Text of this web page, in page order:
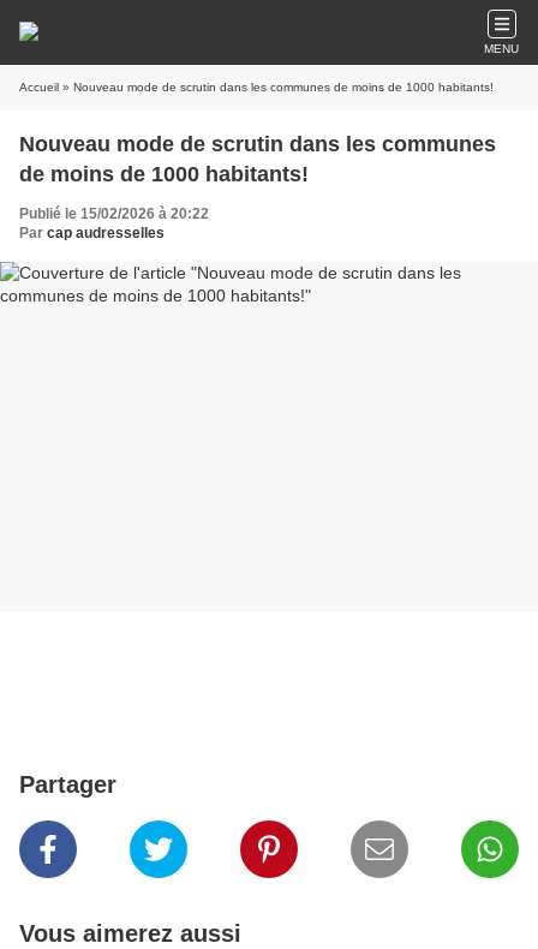
MENU
Accueil » Nouveau mode de scrutin dans les communes de moins de 1000 habitants!
Nouveau mode de scrutin dans les communes
de moins de 1000 habitants!
Publié le 15/02/2026 à 20:22
Par cap audresselles
Partager
Vous aimerez aussi